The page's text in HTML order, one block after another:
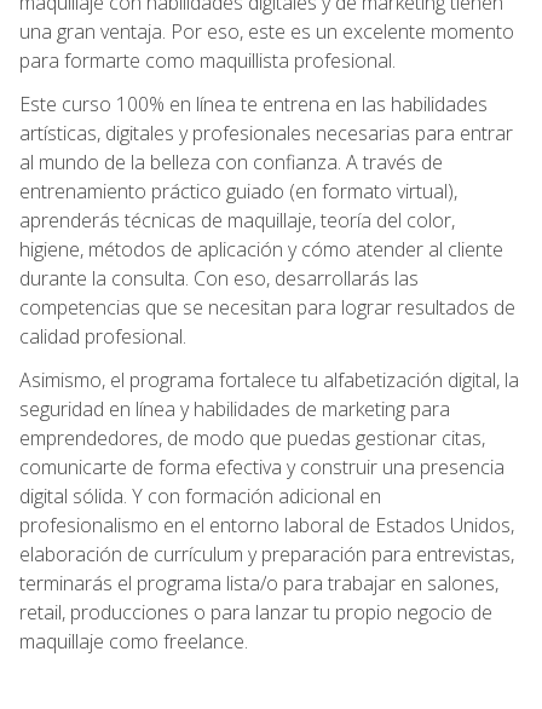
una gran ventaja. Por eso, este es un excelente momento
para formarte como maquillista profesional.
Este curso 100% en línea te entrena en las habilidades
artísticas, digitales y profesionales necesarias para entrar
al mundo de la belleza con confianza. A través de
entrenamiento práctico guiado (en formato virtual),
aprenderás técnicas de maquillaje, teoría del color,
higiene, métodos de aplicación y cómo atender al cliente
durante la consulta. Con eso, desarrollarás las
competencias que se necesitan para lograr resultados de
calidad profesional.
Asimismo, el programa fortalece tu alfabetización digital, la
seguridad en línea y habilidades de marketing para
emprendedores, de modo que puedas gestionar citas,
comunicarte de forma efectiva y construir una presencia
digital sólida. Y con formación adicional en
profesionalismo en el entorno laboral de Estados Unidos,
elaboración de currículum y preparación para entrevistas,
terminarás el programa lista/o para trabajar en salones,
retail, producciones o para lanzar tu propio negocio de
maquillaje como freelance.